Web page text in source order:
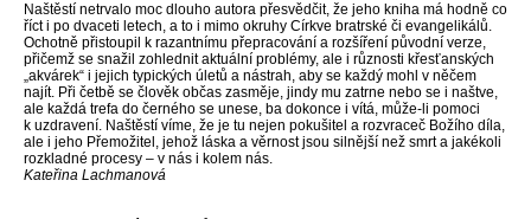
Naštěstí netrvalo moc dlouho autora přesvědčit, že jeho kniha má hodně co
říct i po dvaceti letech, a to i mimo okruhy Církve bratrské či evangelikálů.
Ochotně přistoupil k razantnímu přepracování a rozšíření původní verze,
přičemž se snažil zohlednit aktuální problémy, ale i různosti křesťanských
„akvárek“ i jejich typických úletů a nástrah, aby se každý mohl v něčem
najít. Při četbě se člověk občas zasměje, jindy mu zatrne nebo se i naštve,
ale každá trefa do černého se unese, ba dokonce i vítá, může-li pomoci
k uzdravení. Naštěstí víme, že je tu nejen pokušitel a rozvraceč Božího díla,
ale i jeho Přemožitel, jehož láska a věrnost jsou silnější než smrt a jakékoli
rozkladné procesy – v nás i kolem nás.
Kateřina Lachmanová